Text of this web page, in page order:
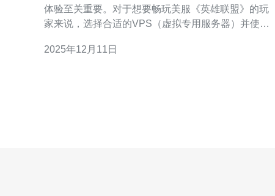
体验至关重要。对于想要畅玩美服《英雄联盟》的玩
家来说，选择合适的VPS（虚拟专用服务器）并使用
为您推荐最佳的VPS配置以及如何选择合适的服务
2025年12月11日